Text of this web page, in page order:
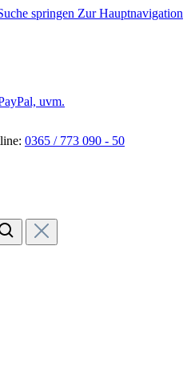
springen Zur Hauptnavigation
uvm.
0365 / 773 090 - 50